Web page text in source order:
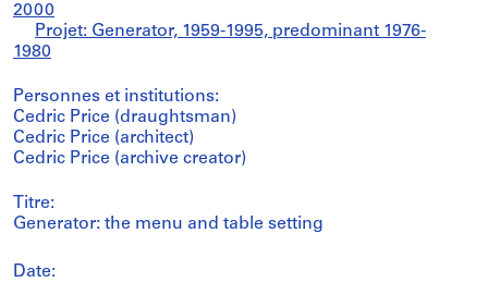
2000
Projet: Generator, 1959-1995, predominant 1976-
1980
Personnes et institutions:
Cedric Price (draughtsman)
Cedric Price (architect)
Cedric Price (archive creator)
Titre:
Generator: the menu and table setting
Date: